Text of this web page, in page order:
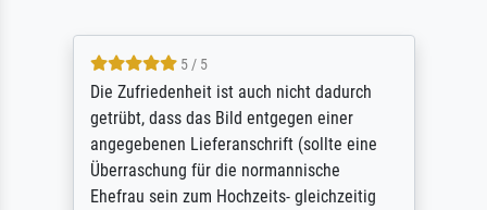
5 / 5
Die Zufriedenheit ist auch nicht dadurch
getrübt, dass das Bild entgegen einer
angegebenen Lieferanschrift (sollte eine
Überraschung für die normannische
Ehefrau sein zum Hochzeits- gleichzeitig